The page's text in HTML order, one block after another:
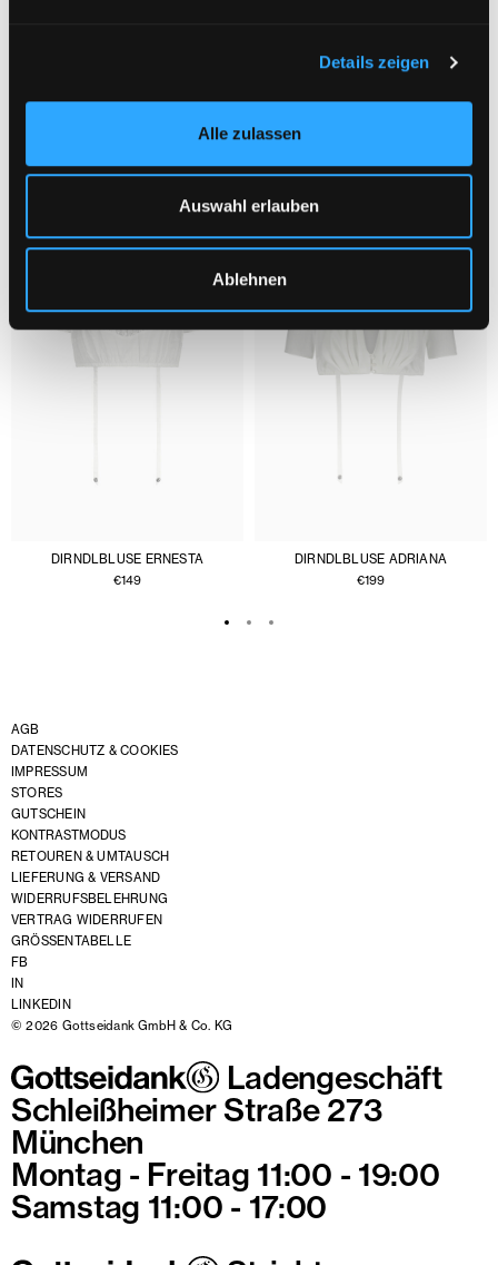
Details zeigen
Alle zulassen
Auswahl erlauben
Ablehnen
DAS KÖNNTE DIR AUCH GEFALLEN :
DIRNDLBLUSE ERNESTA
€149
DIRNDLBLUSE ADRIANA
€199
1/3
AGB
DATENSCHUTZ & COOKIES
IMPRESSUM
STORES
GUTSCHEIN
KONTRASTMODUS
RETOUREN & UMTAUSCH
LIEFERUNG & VERSAND
WIDERRUFSBELEHRUNG
VERTRAG WIDERRUFEN
GRÖSSENTABELLE
FB
IN
LINKEDIN
© 2026 Gottseidank GmbH & Co. KG
Ladengeschäft
Schleißheimer Straße 273
München
Montag - Freitag 11:00 - 19:00
Samstag 11:00 - 17:00